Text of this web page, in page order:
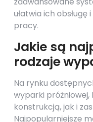
ułatwia ich
pracy.
Jakie są
rodzaje
Na rynku
wyparki
konstrukcją, jak i
Najpopularniejsze